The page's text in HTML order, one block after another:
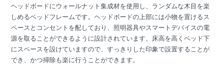
ヘッドボードにウォールナット集成材を使用し、ランダムな木目を楽
しめるベッドフレームです。ヘッドボードの上部には小物を置けるス
ペースとコンセントを配しており、照明器具やスマートデバイスの電
源を取ることができるように設計されています。床高を高くベッド下
にスペースを設けていますので、すっきりした印象で設置することが
でき、かつ掃除も楽に行うことができます。